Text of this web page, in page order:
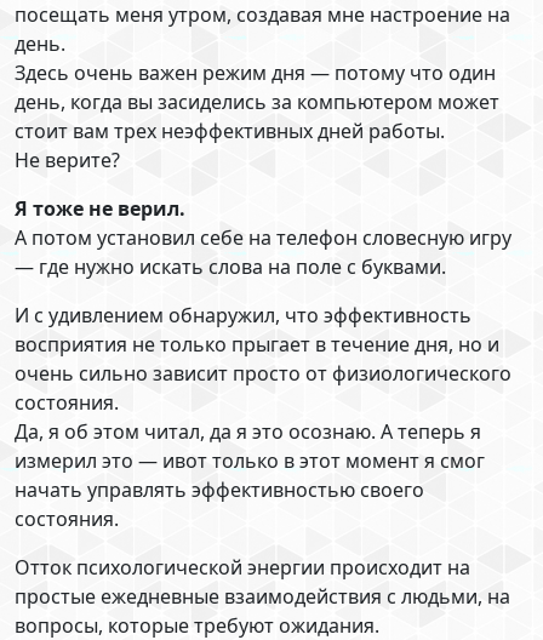
посещать меня утром, создавая мне настроение на
день.
Здесь очень важен режим дня — потому что один
день, когда вы засиделись за компьютером может
стоит вам трех неэффективных дней работы.
Не верите?
Я тоже не верил.
А потом установил себе на телефон словесную игру
— где нужно искать слова на поле с буквами.
И с удивлением обнаружил, что эффективность
восприятия не только прыгает в течение дня, но и
очень сильно зависит просто от физиологического
состояния.
Да, я об этом читал, да я это осознаю. А теперь я
измерил это — ивот только в этот момент я смог
начать управлять эффективностью своего
состояния.
Отток психологической энергии происходит на
простые ежедневные взаимодействия с людьми, на
вопросы, которые требуют ожидания.